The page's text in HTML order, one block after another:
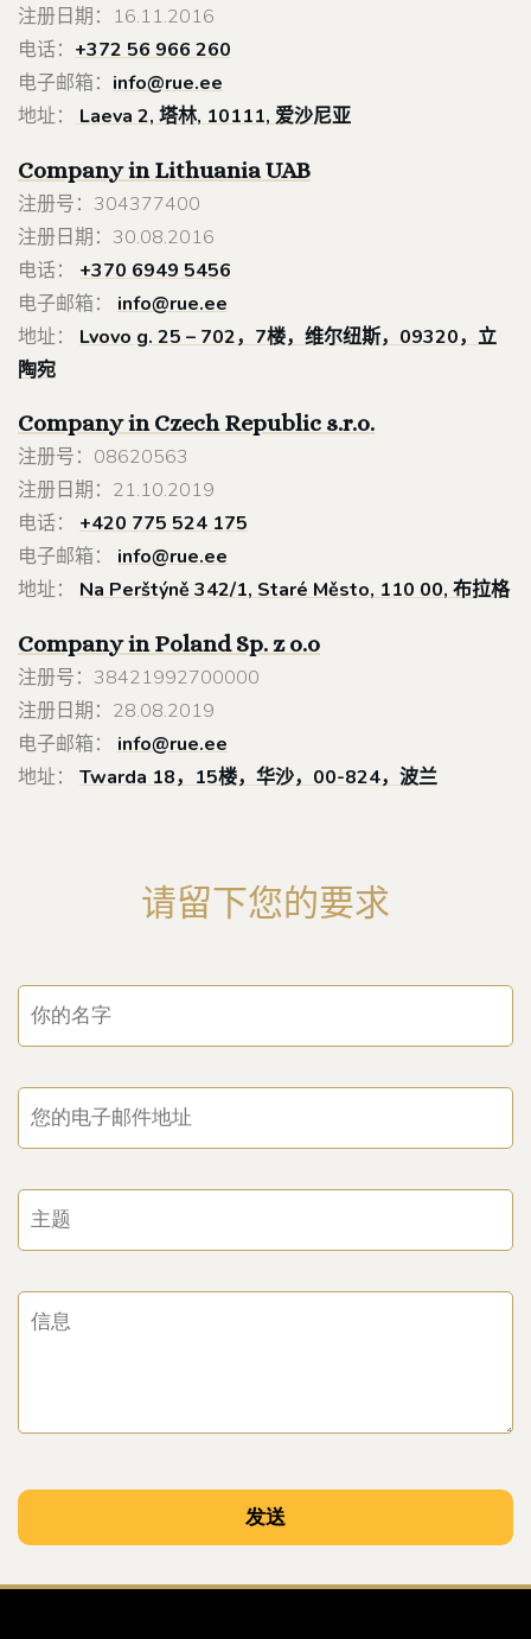
注册日期：16.11.2016
电话： +372 56 966 260
电子邮箱： info@rue.ee
地址：
Laeva 2, 塔林, 10111, 爱沙尼亚
Company in LithuaniaUAB
注册号：304377400
注册日期：30.08.2016
电话： +370 6949 5456
电子邮箱： info@rue.ee
地址： Lvovo g. 25 – 702，7楼，维尔纽斯，09320，立
陶宛
Company in Czech Republic s.r.o.
注册号：08620563
注册日期：21.10.2019
电话： +420 775 524 175
电子邮箱： info@rue.ee
地址： Na Perštýně 342/1, Staré Město, 110 00, 布拉格
Company in PolandSp. z o.o
注册号：38421992700000
注册日期：28.08.2019
电子邮箱： info@rue.ee
地址： Twarda 18，15楼，华沙，00-824，波兰
请留下您的要求